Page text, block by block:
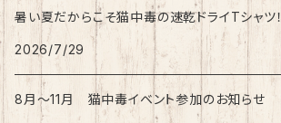
暑い夏だからこそ猫中毒の速乾ドライTシャツ！
2026/7/29
8月〜11月 猫中毒イベント参加のお知らせ